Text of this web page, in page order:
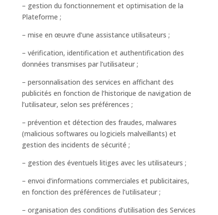
– gestion du fonctionnement et optimisation de la
Plateforme ;
– mise en œuvre d’une assistance utilisateurs ;
– vérification, identification et authentification des
données transmises par l’utilisateur ;
– personnalisation des services en affichant des
publicités en fonction de l’historique de navigation de
l’utilisateur, selon ses préférences ;
– prévention et détection des fraudes, malwares
(malicious softwares ou logiciels malveillants) et
gestion des incidents de sécurité ;
– gestion des éventuels litiges avec les utilisateurs ;
– envoi d’informations commerciales et publicitaires,
en fonction des préférences de l’utilisateur ;
– organisation des conditions d’utilisation des Services